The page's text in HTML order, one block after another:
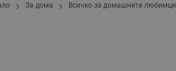
За дома Всичко за домашните любимци